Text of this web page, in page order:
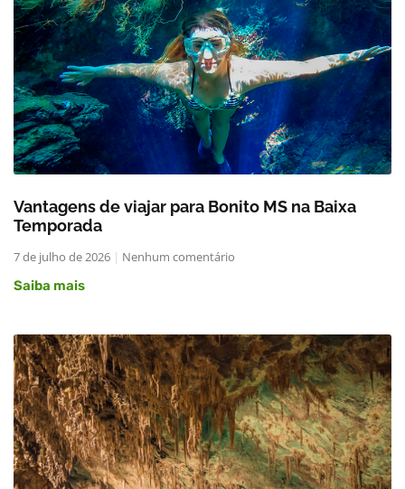
Vantagens de viajar para Bonito MS na Baixa
Temporada
7 de julho de 2026
Nenhum comentário
Saiba mais